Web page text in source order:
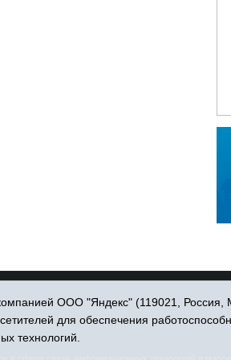
ООО "Яндекс" (119021,
для обеспечения
технологий.